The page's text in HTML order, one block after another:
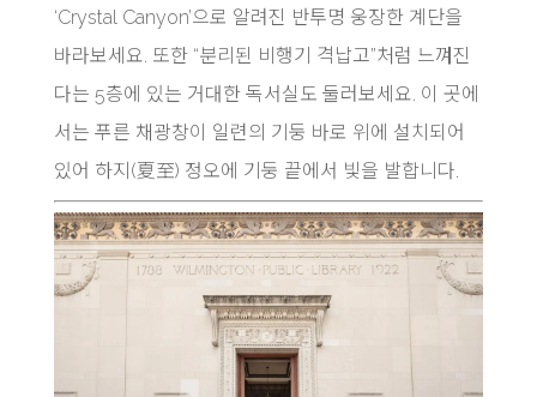
‘Crystal Canyon’으로 알려진 반투명 웅장한 계단을
바라보세요. 또한 “분리된 비행기 격납고”처럼 느껴진
다는 5층에 있는 거대한 독서실도 둘러보세요. 이 곳에
서는 푸른 채광창이 일련의 기둥 바로 위에 설치되어
있어 하지(夏至) 정오에 기둥 끝에서 빛을 발합니다.